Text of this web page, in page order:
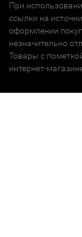
При
ссылки на
оформлении
незначительно
Товары с
интернет-